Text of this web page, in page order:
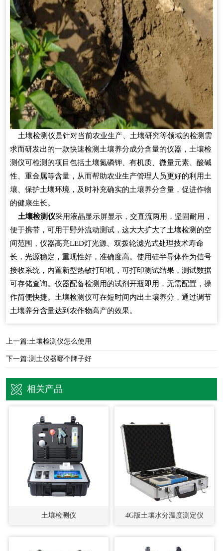
土壤检测仪是针对当前农业生产、土壤研究等领域的检测需
求而研发出的一款快速检测土壤养分成分含量的仪器，土壤检
测仪可检测的项目包括土壤氮磷钾、有机质、微量元素、酸碱
性、重金属等含量，从而帮助农业生产管理人员更好的利用土
壤、保护土壤环境，及时补充确实的土壤养分含量，促进作物
的健康生长。
土壤检测仪采用液晶显示屏显示，交直流两用，坚固耐用，
便于携带，可用于野外流动测试，这大大扩大了土壤检测的空
间范围，仪器高亮LED灯光源、双拨轮滤光式处理技术寿命
长，光源稳定，重现性好，准确度高。使用硅半导体作为信号
接收系统，内置新型热敏打印机，可打印测试结果，测试数据
可存储查询。仪器配备检测用的试剂开瓶即用，无需配置，操
作简便快捷。土壤检测仪可在短时间内出土壤养分，通过调节
土壤养分含量达到农作物高产的效果。
上一篇:土壤检测仪怎么使用
下一篇:测土仪器哪个牌子好
相关产品
土壤检测仪 4G版土壤水分温度测定仪